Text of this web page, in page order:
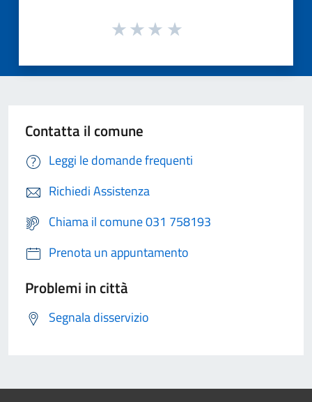
Contatta il comune
Leggi le domande frequenti
Richiedi Assistenza
Chiama il comune 031 758193
Prenota un appuntamento
Problemi in città
Segnala disservizio